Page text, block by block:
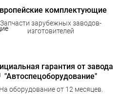
комплектующие
Запчасти зарубежных заводов-
изготовителей
гарантия от завода
"Автоспецоборудование"
На оборудование от 12 месяцев.